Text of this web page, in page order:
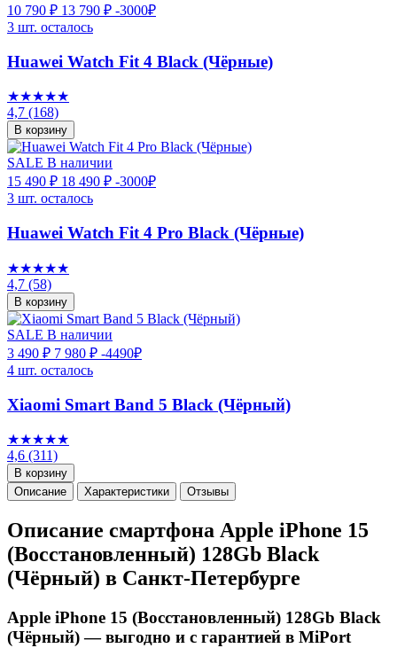
10 790 ₽ 13 790 ₽ -3000₽
3 шт. осталось
Huawei Watch Fit 4 Black (Чёрные)
★★★★★
4,7 (168)
В корзину
SALE В наличии
15 490 ₽ 18 490 ₽ -3000₽
3 шт. осталось
Huawei Watch Fit 4 Pro Black (Чёрные)
★★★★★
4,7 (58)
В корзину
SALE В наличии
3 490 ₽ 7 980 ₽ -4490₽
4 шт. осталось
Xiaomi Smart Band 5 Black (Чёрный)
★★★★★
4,6 (311)
В корзину
Описание
Характеристики Отзывы
Описание смартфона Apple iPhone 15
(Восстановленный) 128Gb Black
(Чёрный) в Санкт-Петербурге
Apple iPhone 15 (Восстановленный) 128Gb Black
(Чёрный) — выгодно и с гарантией в MiPort